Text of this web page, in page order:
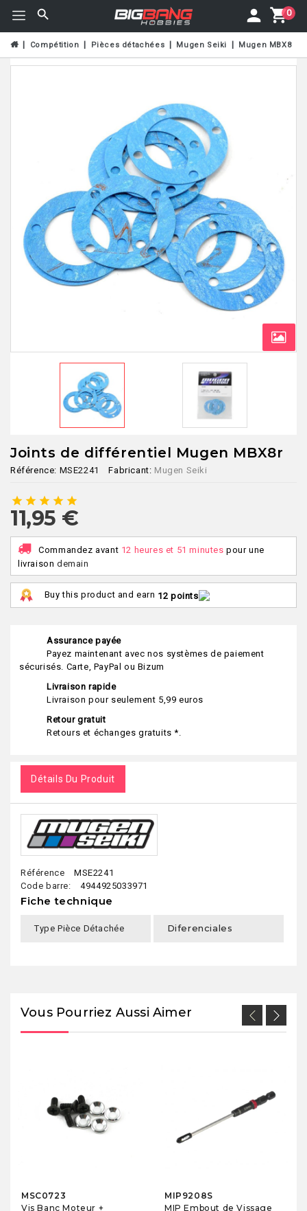
0
Compétition Pièces détachées Mugen Seiki Mugen MBX8
Joints de différentiel Mugen MBX8r
Référence: MSE2241 Fabricant: Mugen Seiki
star star star star star
11,95 €
Commandez avant 12 heures et 51 minutes pour une
livraison demain
Buy this product and earn 12 points
Assurance payée
Payez maintenant avec nos systèmes de paiement
sécurisés. Carte, PayPal ou Bizum
Livraison rapide
Livraison pour seulement 5,99 euros
Retour gratuit
Retours et échanges gratuits *.
Détails Du Produit
Référence
MSE2241
Code barre:
4944925033971
Fiche technique
Type Pièce Détachée Diferenciales
Vous Pourriez Aussi Aimer
MSC0723
Vis Banc Moteur +
MIP9208S
MIP Embout de Vissage